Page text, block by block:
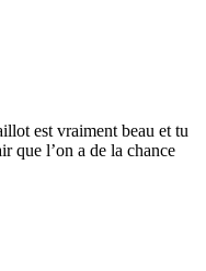
est vraiment beau et tu
que l’on a de la chance